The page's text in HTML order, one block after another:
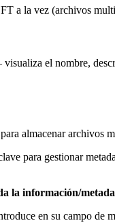
a la vez (archivos
el nombre,
almacenar archivos
para gestionar
la información/
en su campo de